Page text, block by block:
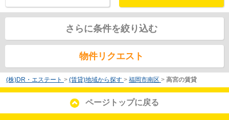
さらに条件を絞り込む
物件リクエスト
(株)DR・エステート > (賃貸)地域から探す > 福岡市南区 > 高宮の賃貸
ページトップに戻る